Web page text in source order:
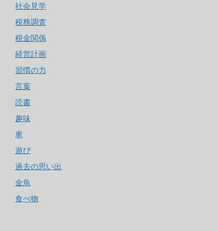
社会見学
税務調査
税金関係
経営計画
習慣の力
言葉
読書
趣味
車
遊び
過去の思い出
金魚
食べ物